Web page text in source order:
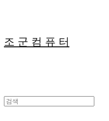
조 군 컴 퓨 터